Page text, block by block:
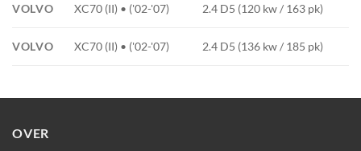
VOLVO XC70 (II) • ('02-'07) 2.4 D5 (120 kw / 163 pk)
VOLVO XC70 (II) • ('02-'07) 2.4 D5 (136 kw / 185 pk)
OVER